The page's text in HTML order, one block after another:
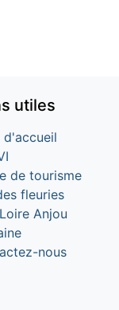
utiles
d'accueil
de tourisme
fleuries
Anjou
nous